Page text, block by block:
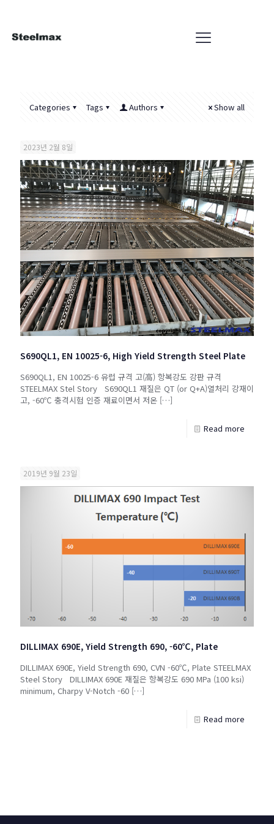
Categories Tags Authors Show all
2023년 2월 8일
S690QL1, EN 10025-6, High Yield Strength Steel Plate
S690QL1, EN 10025-6 유럽 규격 고(高) 항복강도 강판 규격
STEELMAX Stel Story S690QL1 재질은 QT (or Q+A)열처리 강재이
고, -60℃ 충격시험 인증 재료이면서 저온 […]
Read more
2019년 9월 23일
DILLIMAX 690E, Yield Strength 690, -60℃, Plate
DILLIMAX 690E, Yield Strength 690, CVN -60℃, Plate STEELMAX
Steel Story DILLIMAX 690E 재질은 항복강도 690 MPa (100 ksi)
minimum, Charpy V-Notch -60 […]
Read more